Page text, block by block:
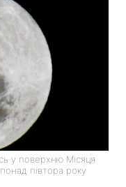
у поверхню Місяця
півтора року